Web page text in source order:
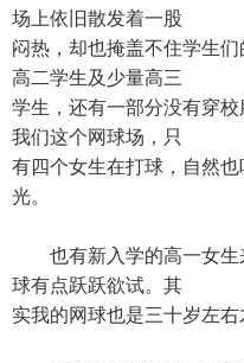
场上依旧散发着一股
闷热，却也掩盖不住学生
高二学生及少量高三
学生，还有一部分没有穿校
我们这个网球场，只
有四个女生在打球，自然
光。
也有新入学的高一女生
球有点跃跃欲试。其
实我的网球也是三十岁左右